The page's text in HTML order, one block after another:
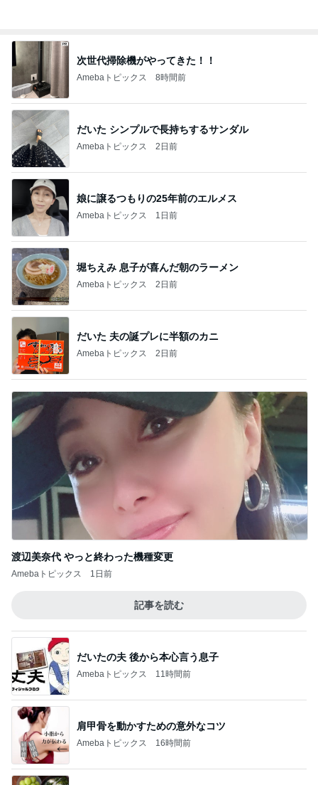
次世代掃除機がやってきた！！
Amebaトピックス 8時間前
だいた シンプルで長持ちするサンダル
Amebaトピックス 2日前
娘に譲るつもりの25年前のエルメス
Amebaトピックス 1日前
堀ちえみ 息子が喜んだ朝のラーメン
Amebaトピックス 2日前
だいた 夫の誕プレに半額のカニ
Amebaトピックス 2日前
渡辺美奈代 やっと終わった機種変更
Amebaトピックス 1日前
記事を読む
だいたの夫 後から本心言う息子
Amebaトピックス 11時間前
肩甲骨を動かすための意外なコツ
Amebaトピックス 16時間前